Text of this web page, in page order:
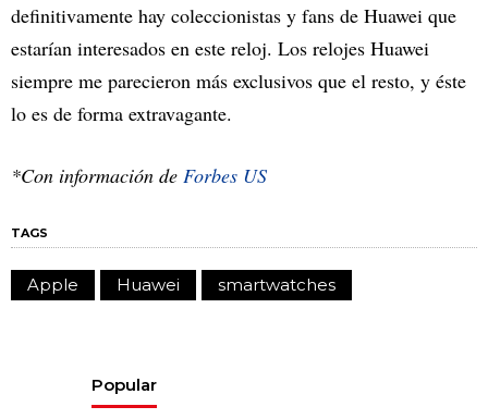
definitivamente hay coleccionistas y fans de Huawei que
estarían interesados en este reloj. Los relojes Huawei
siempre me parecieron más exclusivos que el resto, y éste
lo es de forma extravagante.
*Con información de Forbes US
TAGS
Apple Huawei smartwatches
Popular